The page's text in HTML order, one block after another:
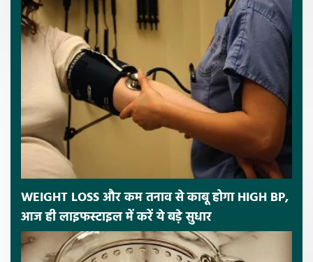
WEIGHT LOSS और कम तनाव से काबू होगा HIGH BP,
आज ही लाइफस्टाइल में करें ये बड़े सुधार